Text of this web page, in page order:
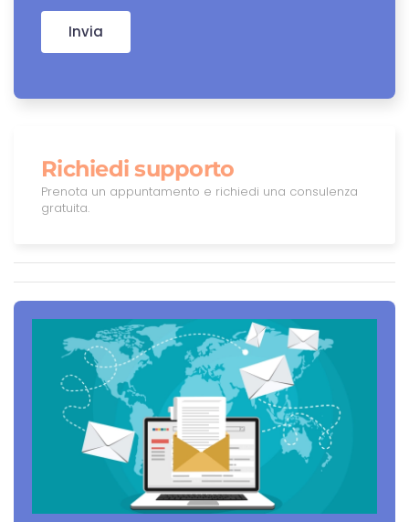
Invia
Richiedi supporto
Prenota un appuntamento e richiedi una consulenza
gratuita.